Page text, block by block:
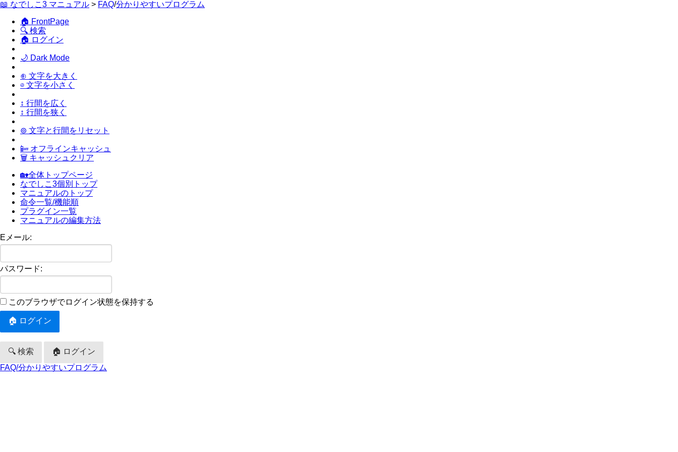
📖 なでしこ3 マニュアル > FAQ/分かりやすいプログラム
🏠 FrontPage
🔍 検索
🏠 ログイン
🌙 Dark Mode
⊕ 文字を大きく
⊖ 文字を小さく
↕ 行間を広く
↕ 行間を狭く
⊚ 文字と行間をリセット
📴 オフラインキャッシュ
🗑 キャッシュクリア
🏡全体トップページ
なでしこ3個別トップ
マニュアルのトップ
命令一覧/機能順
プラグイン一覧
マニュアルの編集方法
Eメール:
パスワード:
このブラウザでログイン状態を保持する
🔍 検索
🏠 ログイン
FAQ/分かりやすいプログラム